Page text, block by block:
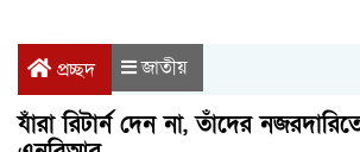
প্রচ্ছদ জাতীয়
যাঁরা রিটার্ন দেন না, তাঁদের